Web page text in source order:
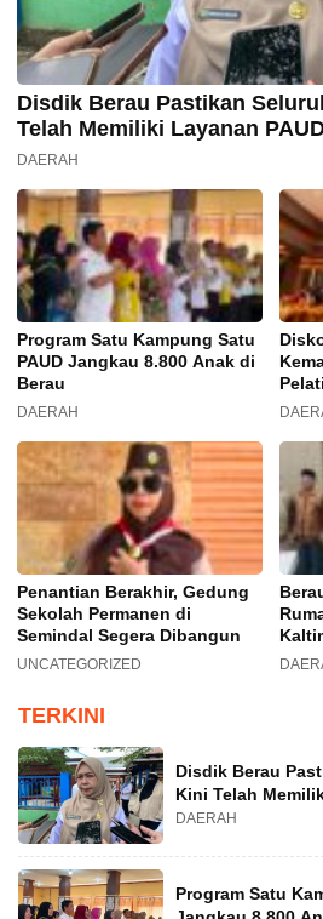
Disdik Berau Pastikan
Telah Memiliki Layanan
DAERAH
Program Satu Kampung Satu
PAUD Jangkau 8.800 Anak di
Berau
DAERAH
Penantian Berakhir, Gedung
Sekolah Permanen di
Semindal Segera Dibangun
UNCATEGORIZED
TERKINI
Disdik Berau
Kini Telah
DAERAH
Program Satu